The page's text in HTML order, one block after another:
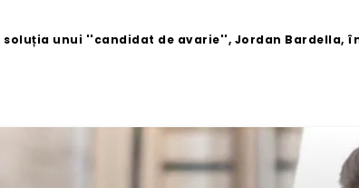
unui ''candidat de avarie'', Jordan Bardella,